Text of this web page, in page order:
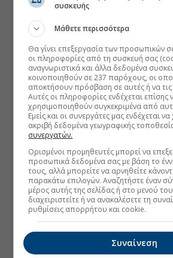
συσκευής
Μάθετε περισσότερα
Θα γίνει επεξεργασία των προσωπικών
οι πληροφορίες από τη συσκευή σας
αναγνωριστικά και άλλα δεδομένα
κοινοποιηθούν σε 237 παρόχους, οι
αποκτήσουν πρόσβαση σε αυτές ή να
Αυτές οι πληροφορίες ενδέχεται επίσης
χρησιμοποιηθούν συγκεκριμένα από
Εμείς και οι συνεργάτες μας ενδέχεται
ακριβή δεδομένα γεωγραφικής
συνεργατών.
Ορισμένοι προμηθευτές μπορεί να
προσωπικά δεδομένα σας με βάση το
τους, αλλά μπορείτε να αρνηθείτε
παρακάτω επιλογών. Αναζητήστε έναν
μέρος αυτής της σελίδας ή στο μενού
διαχειριστείτε ή να ανακαλέσετε τη
ρυθμίσεις απορρήτου και cookie.
Συναίνεση